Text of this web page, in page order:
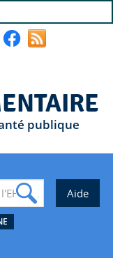
publique